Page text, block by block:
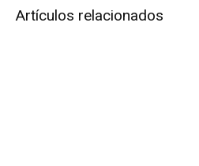
Artículos relacionados